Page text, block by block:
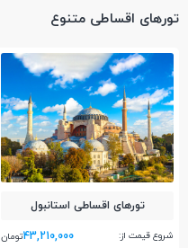
تورهای اقساطی متنوع
تور‌های اقساطی استانبول
شروع قیمت از: 43,210,000تومان